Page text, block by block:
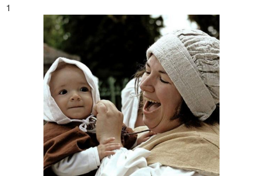
Налоги в швеции Налоги в корее
Налоги в россии Налог на бороду
Подоходный налог Налог на недвижимость
1